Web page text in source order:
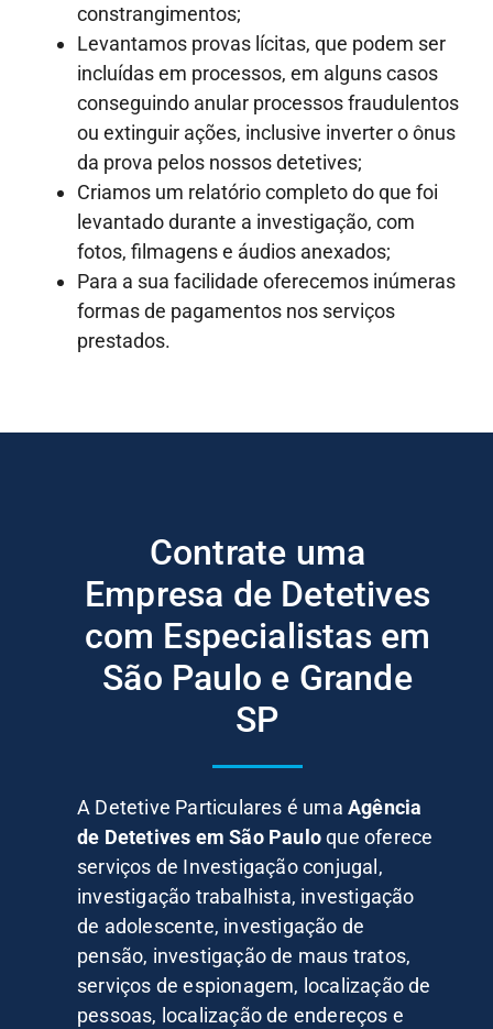
constrangimentos;
Levantamos provas lícitas, que podem ser
incluídas em processos, em alguns casos
conseguindo anular processos fraudulentos
ou extinguir ações, inclusive inverter o ônus
da prova pelos nossos detetives;
Criamos um relatório completo do que foi
levantado durante a investigação, com
fotos, filmagens e áudios anexados;
Para a sua facilidade oferecemos inúmeras
formas de pagamentos nos serviços
prestados.
Contrate uma
Empresa de Detetives
com Especialistas em
São Paulo e Grande
SP
A Detetive Particulares é uma Agência
de Detetives em São Pauloque oferece
serviços de Investigação conjugal,
investigação trabalhista, investigação
de adolescente, investigação de
pensão, investigação de maus tratos,
serviços de espionagem, localização de
pessoas, localização de endereços e